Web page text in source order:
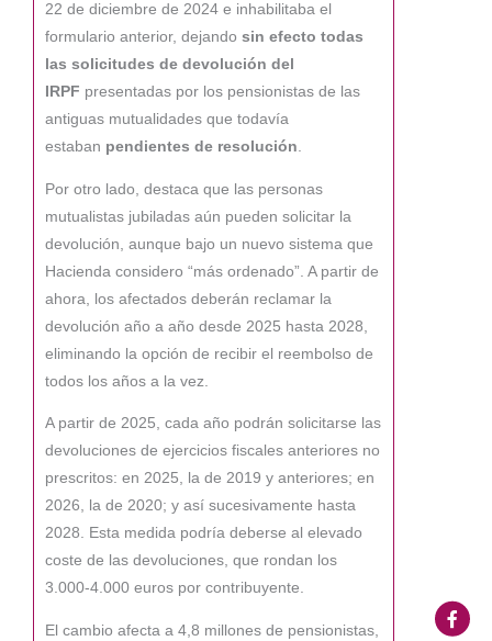
22 de diciembre de 2024 e inhabilitaba el
formulario anterior, dejando sin efecto todas
las solicitudes de devolución del
IRPF presentadas por los pensionistas de las
antiguas mutualidades que todavía
estaban pendientes de resolución.
Por otro lado, destaca que las personas
mutualistas jubiladas aún pueden solicitar la
devolución, aunque bajo un nuevo sistema que
Hacienda considero “más ordenado”. A partir de
ahora, los afectados deberán reclamar la
devolución año a año desde 2025 hasta 2028,
eliminando la opción de recibir el reembolso de
todos los años a la vez.
A partir de 2025, cada año podrán solicitarse las
devoluciones de ejercicios fiscales anteriores no
prescritos: en 2025, la de 2019 y anteriores; en
2026, la de 2020; y así sucesivamente hasta
2028. Esta medida podría deberse al elevado
coste de las devoluciones, que rondan los
3.000-4.000 euros por contribuyente.
El cambio afecta a 4,8 millones de pensionistas,